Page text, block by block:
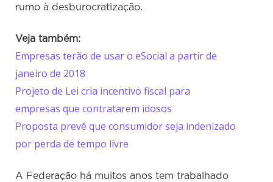
rumo à desburocratização.
Veja também:
Empresas terão de usar o eSocial a partir de
janeiro de 2018
Projeto de Lei cria incentivo fiscal para
empresas que contratarem idosos
Proposta prevê que consumidor seja indenizado
por perda de tempo livre
A Federação há muitos anos tem trabalhado